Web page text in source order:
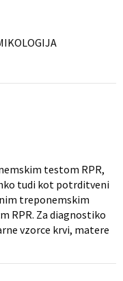
testom RPR,
tudi kot potrditveni
treponemskim
RPR. Za diagnostiko
vzorce krvi, matere